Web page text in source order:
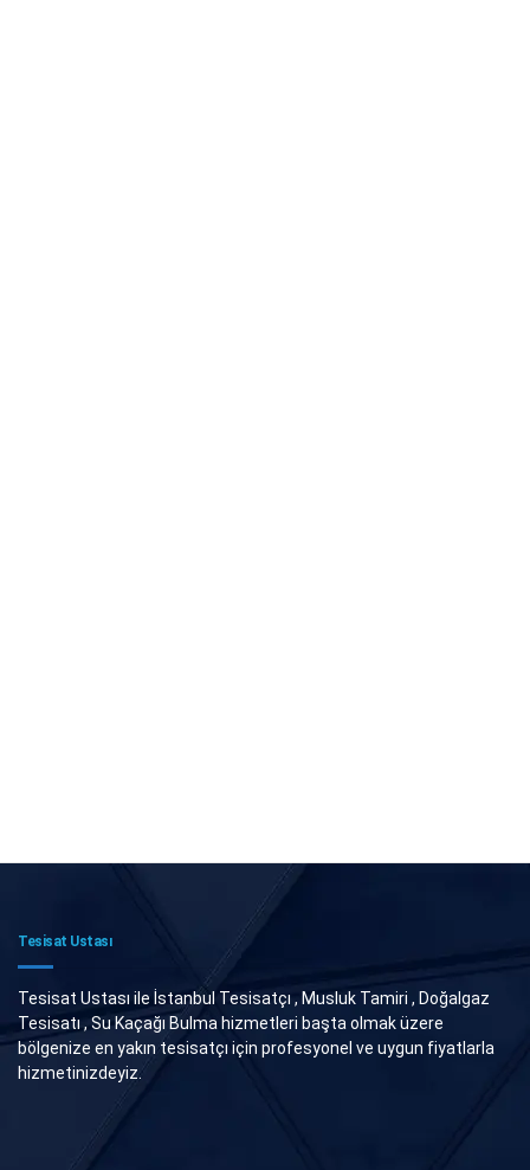
Tesisat Ustası
Tesisat Ustası ile İstanbul Tesisatçı , Musluk Tamiri , Doğalgaz
Tesisatı , Su Kaçağı Bulma hizmetleri başta olmak üzere
bölgenize en yakın tesisatçı için profesyonel ve uygun fiyatlarla
hizmetinizdeyiz.